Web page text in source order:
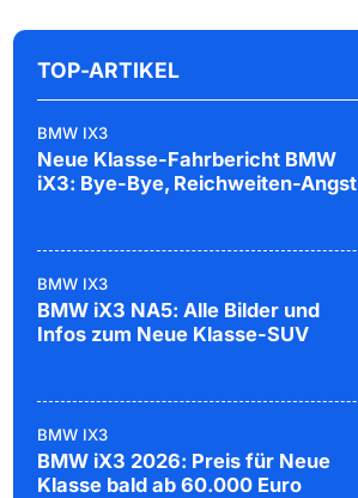
TOP-ARTIKEL
BMW IX3
Neue Klasse-Fahrbericht BMW
iX3: Bye-Bye, Reichweiten-Angst
BMW IX3
BMW iX3 NA5: Alle Bilder und
Infos zum Neue Klasse-SUV
BMW IX3
BMW iX3 2026: Preis für Neue
Klasse bald ab 60.000 Euro